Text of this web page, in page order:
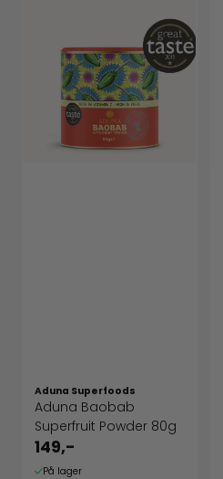
Aduna Superfoods
Aduna Baobab
Superfruit Powder 80g
149,-
På lager